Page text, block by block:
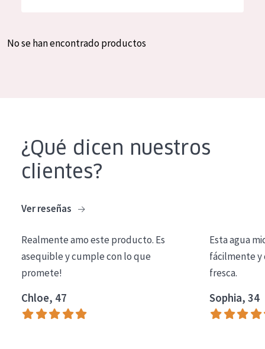
Crema de día
Crema de noche
Limpieza
COLECCIÓN
Essentials
Lift+
Spanish
No se han encontrado productos
¿Qué dicen nuestros
clientes?
Ver reseñas
Realmente amo este producto. Es
asequible y cumple con lo que
promete!
Chloe, 47
Esta agua
fácilmente y
fresca.
Sophia, 34